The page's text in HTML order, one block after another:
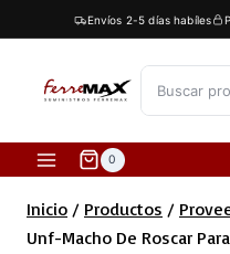
al
contenido
Envíos 2-5 días habíles
0
Inicio / Productos /
Unf-Macho De Roscar